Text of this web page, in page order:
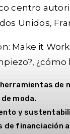
centro
Unidos,
Make it
moda.
y
de financiación